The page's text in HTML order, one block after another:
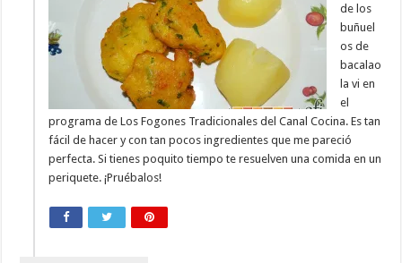
de los
buñuel
os de
bacalao
la vi en
el
programa de Los Fogones Tradicionales del Canal Cocina. Es tan
fácil de hacer y con tan pocos ingredientes que me pareció
perfecta. Si tienes poquito tiempo te resuelven una comida en un
periquete. ¡Pruébalos!